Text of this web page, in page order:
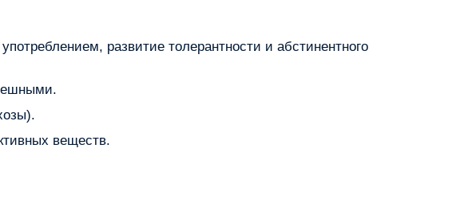
развитие толерантности и абстинентного
веществ.